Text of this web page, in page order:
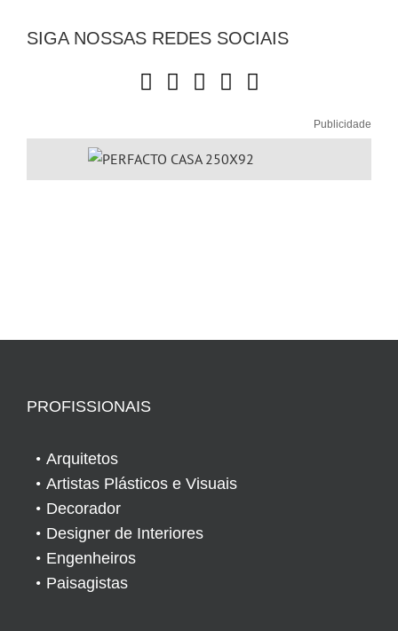
Publicidade
SIGA NOSSAS REDES SOCIAIS
PROFISSIONAIS
Arquitetos
Artistas Plásticos e Visuais
Decorador
Designer de Interiores
Engenheiros
Paisagistas